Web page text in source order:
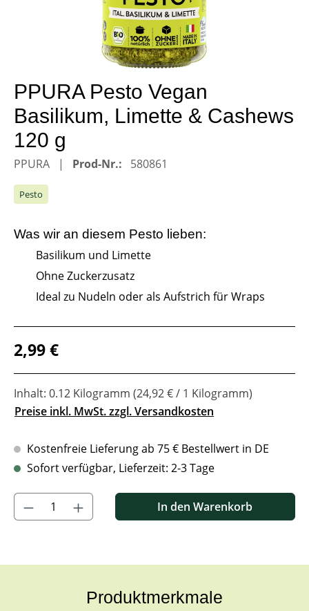
PPURA Pesto Vegan
Basilikum, Limette & Cashews
120 g
PPURA Prod-Nr.: 580861
Pesto
Was wir an diesem Pesto lieben:
Basilikum und Limette
Ohne Zuckerzusatz
Ideal zu Nudeln oder als Aufstrich für Wraps
Regulärer Preis:
2,99 €
Inhalt: 0.12 Kilogramm (24,92 € / 1 Kilogramm)
Preise inkl. MwSt. zzgl. Versandkosten
Kostenfreie Lieferung ab 75 € Bestellwert in DE
Sofort verfügbar, Lieferzeit: 2-3 Tage
Produkt Anzahl: Gib den gewünschten Wert ein oder benutze
In den Warenkorb
Produktmerkmale